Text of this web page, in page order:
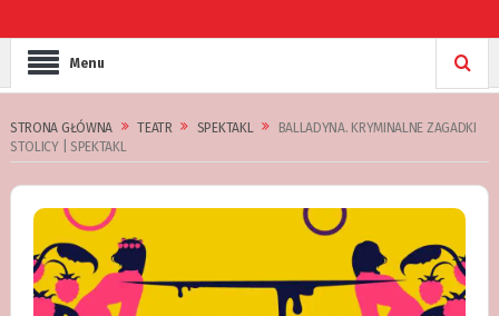
Menu
STRONA GŁÓWNA TEATR SPEKTAKL
BALLADYNA. KRYMINALNE ZAGADKI
STOLICY | SPEKTAKL